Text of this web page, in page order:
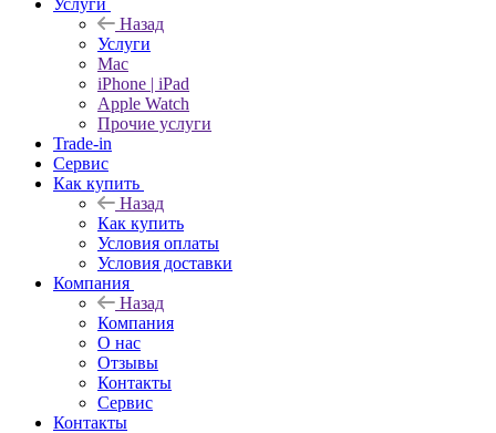
Услуги
Назад
Услуги
Mac
iPhone | iPad
Apple Watch
Прочие услуги
Trade-in
Сервис
Как купить
Назад
Как купить
Условия оплаты
Условия доставки
Компания
Назад
Компания
О нас
Отзывы
Контакты
Сервис
Контакты